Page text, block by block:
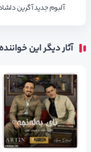
آلبوم جدید آگرین
آثار دیگر این خواننده